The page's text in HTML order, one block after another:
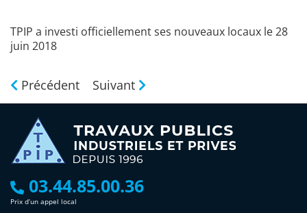
TPIP a investi officiellement ses nouveaux locaux le 28
juin 2018
Précédent Suivant
03.44.85.00.36
Prix d’un appel local